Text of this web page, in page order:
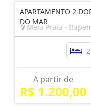
APARTAMENTO 2
DO MAR
Meia Praia -
2
A partir de
R$ 1.200,00